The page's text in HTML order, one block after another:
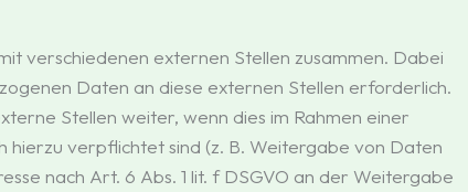
verschiedenen externen Stellen zusammen. Dabei
Daten an diese externen Stellen erforderlich.
Stellen weiter, wenn dies im Rahmen einer
verpflichtet sind (z. B. Weitergabe von Daten
nach Art. 6 Abs. 1 lit. f DSGVO an der Weitergabe